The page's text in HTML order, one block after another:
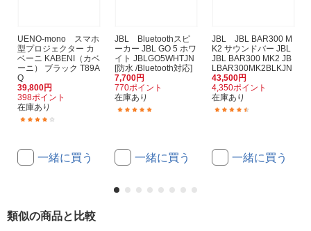
UENO-mono スマホ
型プロジェクター カ
ベーニ KABENI（カベ
ーニ） ブラック T89A
Q
39,800円
398ポイント
在庫あり
一緒に買う
JBL Bluetoothスピ
ーカー JBL GO 5 ホワ
イト JBLGO5WHTJN
[防水 /Bluetooth対応]
7,700円
770ポイント
在庫あり
一緒に買う
JBL JBL BAR300 M
K2 サウンドバー JBL
JBL BAR300 MK2 JB
LBAR300MK2BLKJN
43,500円
4,350ポイント
在庫あり
一緒に買う
類似の商品と比較